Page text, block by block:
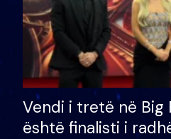
Vendi i tretë në Big
është finalisti i